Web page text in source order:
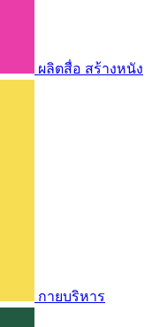
ผลิตสื่อ สร้างหนัง
กายบริหาร